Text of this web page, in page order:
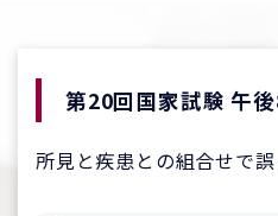
第20回国家試験 午
所見と疾患との組合せで誤